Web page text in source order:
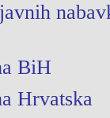
BiH
Hrvatska